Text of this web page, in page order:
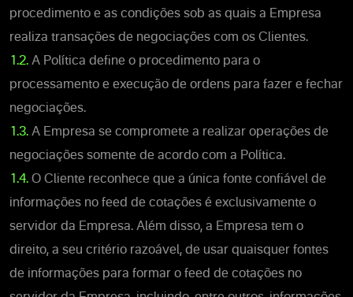
procedimento e as condições sob as quais a Empresa
realiza transações de negociações com os Clientes.
1.2. A Política define o procedimento para o
processamento e execução de ordens para fazer e fechar
negociações.
1.3. A Empresa se compromete a realizar operações de
negociações somente de acordo com a Política.
1.4. O Cliente reconhece que a única fonte confiável de
informações no feed de cotações é exclusivamente o
servidor da Empresa. Além disso, a Empresa tem o
direito, a seu critério razoável, de usar quaisquer fontes
de informações para formar o feed de cotações no